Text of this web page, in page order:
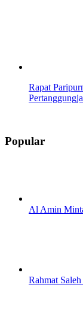
Rapat
Popular
Al Amin
Rahmat